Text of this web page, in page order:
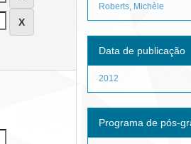
Roberts, Michèle
Data de publicação
2012
Programa de pós-